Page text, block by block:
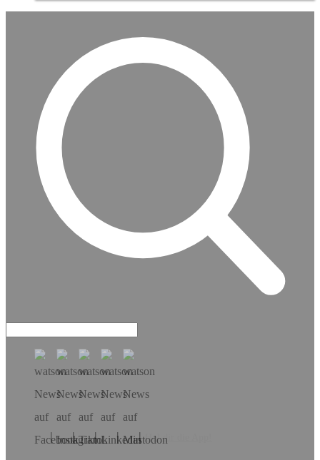
Hol dir die App!